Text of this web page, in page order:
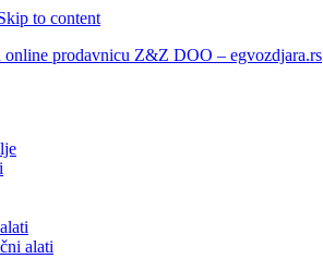
to content
online prodavnicu Z&Z DOO – egvozdjara.rs
alati